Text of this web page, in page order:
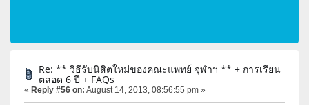
Re: ** วิธีรับนิสิตใหม่ของคณะแพทย์ จุฬาฯ ** + การเรียน
ตลอด 6 ปี + FAQs
« Reply #56 on: August 14, 2013, 08:56:55 pm »